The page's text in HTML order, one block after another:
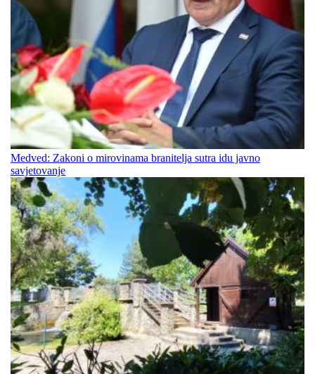
Medved: Zakoni o mirovinama branitelja sutra idu javno
savjetovanje